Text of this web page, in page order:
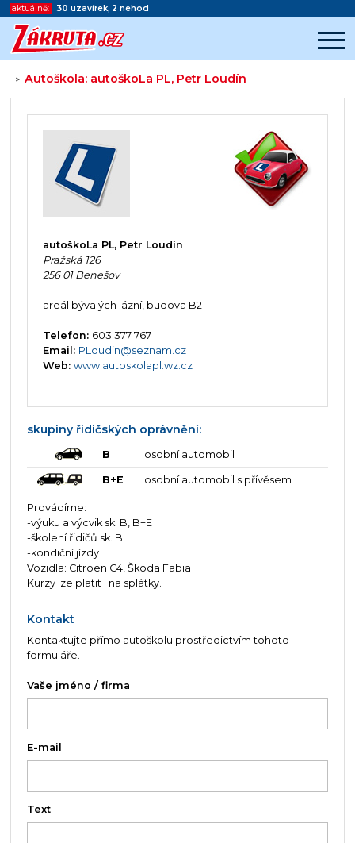
aktuálně: 30 uzavírek, 2 nehod
>Autoškola: autoškoLa PL, Petr Loudín
Začátek reklamy
Konec reklamy
autoškoLa PL, Petr Loudín
Pražská 126
256 01 Benešov
areál bývalých lázní, budova B2
Telefon: 603 377 767
Email: PLoudin@seznam.cz
Web: www.autoskolapl.wz.cz
skupiny řidičských oprávnění:
B osobní automobil
B+E osobní automobil s přívěsem
Provádíme:
-výuku a výcvik sk. B, B+E
-školení řidičů sk. B
-kondiční jízdy
Vozidla: Citroen C4, Škoda Fabia
Kurzy lze platit i na splátky.
Kontakt
Kontaktujte přímo autoškolu prostředictvím tohoto
formuláře.
Vaše jméno / firma
E-mail
Text